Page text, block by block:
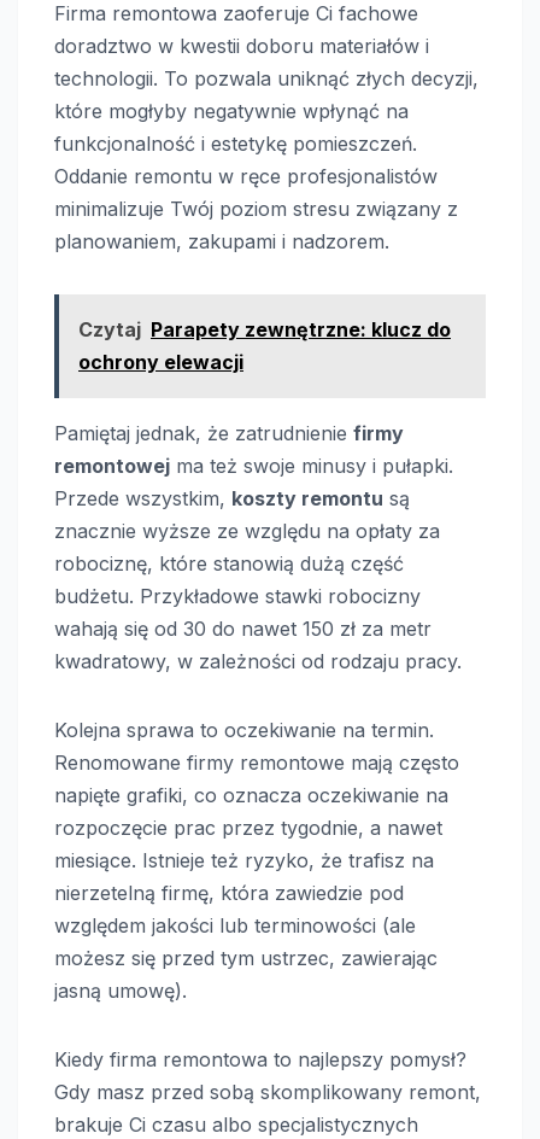
Firma remontowa zaoferuje Ci fachowe
doradztwo w kwestii doboru materiałów i
technologii. To pozwala uniknąć złych decyzji,
które mogłyby negatywnie wpłynąć na
funkcjonalność i estetykę pomieszczeń.
Oddanie remontu w ręce profesjonalistów
minimalizuje Twój poziom stresu związany z
planowaniem, zakupami i nadzorem.
Czytaj Parapety zewnętrzne: klucz do
ochrony elewacji
Pamiętaj jednak, że zatrudnienie firmy
remontowej ma też swoje minusy i pułapki.
Przede wszystkim, koszty remontu są
znacznie wyższe ze względu na opłaty za
robociznę, które stanowią dużą część
budżetu. Przykładowe stawki robocizny
wahają się od 30 do nawet 150 zł za metr
kwadratowy, w zależności od rodzaju pracy.
Kolejna sprawa to oczekiwanie na termin.
Renomowane firmy remontowe mają często
napięte grafiki, co oznacza oczekiwanie na
rozpoczęcie prac przez tygodnie, a nawet
miesiące. Istnieje też ryzyko, że trafisz na
nierzetelną firmę, która zawiedzie pod
względem jakości lub terminowości (ale
możesz się przed tym ustrzec, zawierając
jasną umowę).
Kiedy firma remontowa to najlepszy pomysł?
Gdy masz przed sobą skomplikowany remont,
brakuje Ci czasu albo specjalistycznych